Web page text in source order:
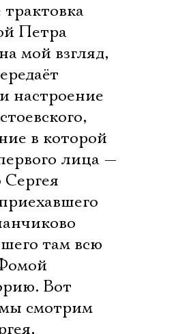
Петра
мой взгляд,
настроение
в которой
лица —
Сергея
там всю
Вот
смотрим